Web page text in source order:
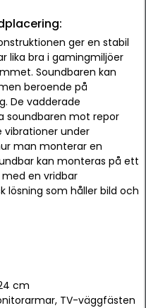
ger en stabil
lika bra i gamingmiljöer
Soundbaren kan
beroende på
De vadderade
soundbaren mot repor
vibrationer under
man monterar en
kan monteras på ett
en vridbar
lösning som håller bild och
cm
TV-väggfästen